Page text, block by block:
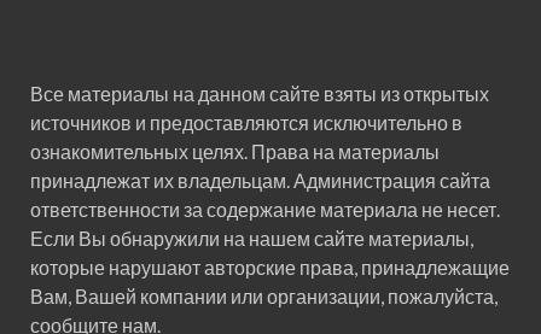
Все материалы на данном сайте взяты из открытых
источников и предоставляются исключительно в
ознакомительных целях. Права на материалы
принадлежат их владельцам. Администрация сайта
ответственности за содержание материала не несет.
Если Вы обнаружили на нашем сайте материалы,
которые нарушают авторские права, принадлежащие
Вам, Вашей компании или организации, пожалуйста,
сообщите нам.